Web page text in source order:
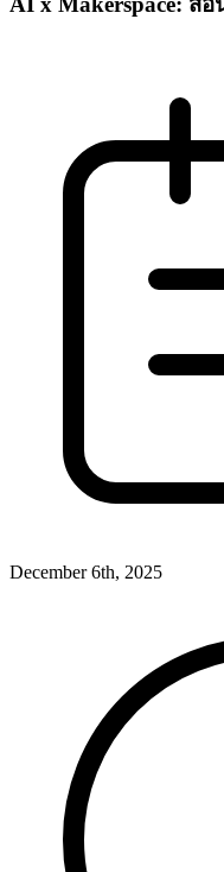
December 6th, 2025